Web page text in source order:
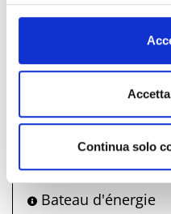
informazioni complete sul
Continua solo
WonderWalks -
traditionnelles de la
Revue de la
Visite du château
Bateau d'énergie